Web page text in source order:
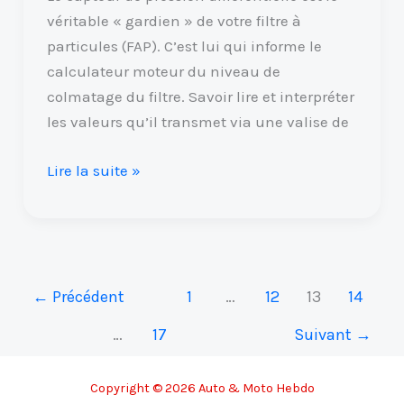
véritable « gardien » de votre filtre à
particules (FAP). C’est lui qui informe le
calculateur moteur du niveau de
colmatage du filtre. Savoir lire et interpréter
les valeurs qu’il transmet via une valise de
Lire la suite »
← Précédent 1 … 12 13
14
…
17 Suivant →
Copyright © 2026 Auto & Moto Hebdo